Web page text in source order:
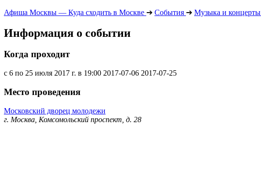
Афиша Москвы — Куда сходить в Москве ➔ События ➔ Музыка и концерты
Информация о событии
Когда проходит
с 6 по 25 июля 2017 г. в 19:00 2017-07-06 2017-07-25
Место проведения
Московский дворец молодежи
г. Москва, Комсомольский проспект, д. 28